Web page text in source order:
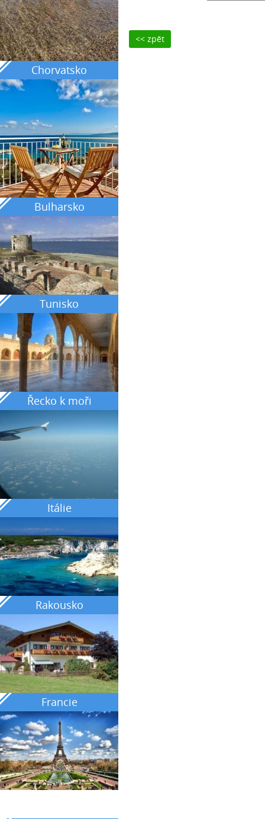
Chorvatsko
Bulharsko
Tunisko
Řecko k moři
Itálie
Rakousko
Francie
<< zpět